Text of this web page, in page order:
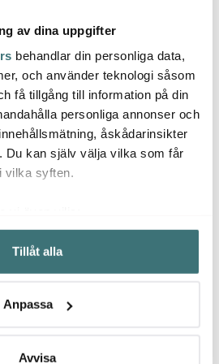
av dina uppgifter
behandlar din personliga data,
och använder teknologi såsom
få tillgång till information på din
personliga annonser och
åskådarinsikter
Du kan själv välja vilka som får
vilka syften.
om din geografiska plats som
på upp till flera meter
genom att aktivt skanna den för
dina personliga uppgifter
tillbaka ditt samtycke när som
Tillåt alla
Anpassa
Avvisa
Kosta Boda
All About You Ölglas 40
cl 2-pack Cheers to you
419 kr
Lsa
av våra kunder